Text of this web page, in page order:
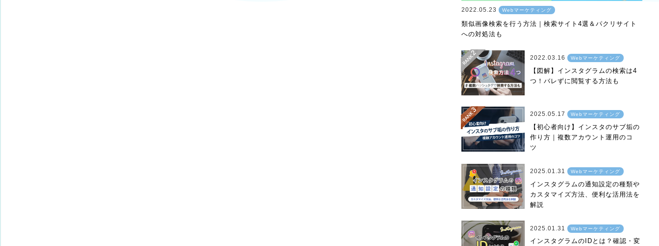
2022.05.23 Webマーケティング
類似画像検索を行う方法｜検索サイト4選＆パクリサイト
への対処法も
2022.03.16 Webマーケティング
【図解】インスタグラムの検索は4
つ！バレずに閲覧する方法も
2025.05.17 Webマーケティング
【初心者向け】インスタのサブ垢の
作り方｜複数アカウント運用のコ
ツ
2025.01.31 Webマーケティング
インスタグラムの通知設定の種類や
カスタマイズ方法、便利な活用法を
解説
2025.01.31 Webマーケティング
インスタグラムのIDとは？確認・変